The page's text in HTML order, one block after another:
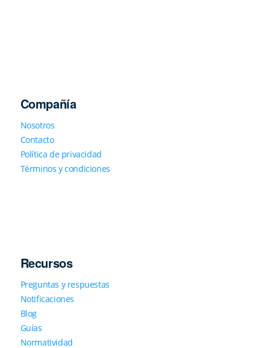
Compañía
Nosotros
Contacto
Política de privacidad
Términos y condiciones
Recursos
Preguntas y respuestas
Notificaciones
Blog
Guías
Normatividad